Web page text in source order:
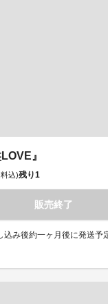
』
込)残り1
販売終了
込み後約一ヶ月後に発送予